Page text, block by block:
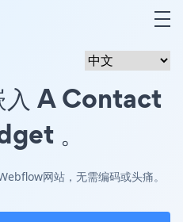
入 A Contact
。
网站，无需编码或头痛。